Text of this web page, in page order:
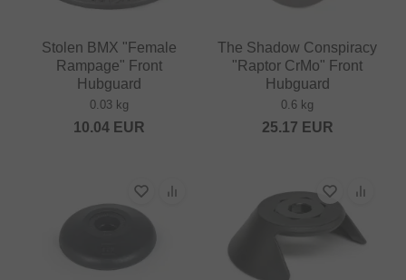
Stolen BMX "Female
Rampage" Front
Hubguard
0.03 kg
10.04EUR
The Shadow Conspiracy
"Raptor CrMo" Front
Hubguard
0.6 kg
25.17 EUR